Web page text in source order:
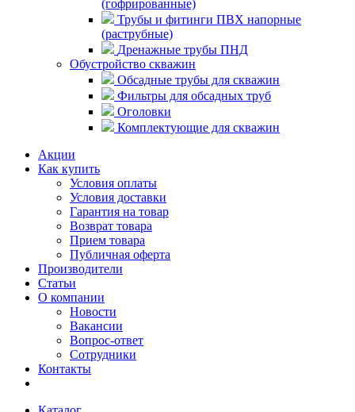
(гофрированные)
Трубы и фитинги ПВХ напорные
(раструбные)
Дренажные трубы ПНД
Обустройство скважин
Обсадные трубы для скважин
Фильтры для обсадных труб
Оголовки
Комплектующие для скважин
Акции
Как купить
Условия оплаты
Условия доставки
Гарантия на товар
Возврат товара
Прием товара
Публичная оферта
Производители
Статьи
О компании
Новости
Вакансии
Вопрос-ответ
Сотрудники
Контакты